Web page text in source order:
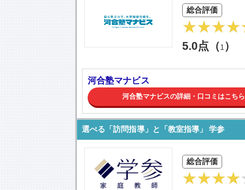
総合評価
5.0点（1 ）
河合塾マナビス
河合塾マナビスの詳細・口コミはこちら
選べる「訪問指導」と「教室指導」 学参
総合評価